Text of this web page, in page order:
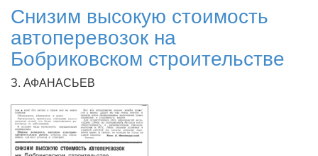
Снизим высокую стоимость
автоперевозок на
Бобриковском строительстве
З. АФАНАСЬЕВ